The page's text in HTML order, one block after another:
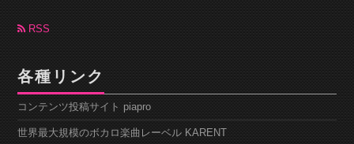
ブRSS
各種リンク
コンテンツ投稿サイト piapro
世界最大規模のボカロ楽曲レーベル KARENT